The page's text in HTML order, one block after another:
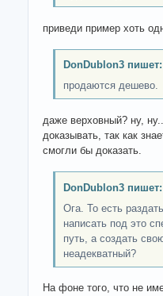
приведи пример хоть
DonDublon3 пишет:
продаются дешево.
даже верховный? ну,
доказывать, так как
смогли бы доказать.
DonDublon3 пишет:
Ога. То есть
написать под это
путь, а создать
неадекватный?
На фоне того, что не